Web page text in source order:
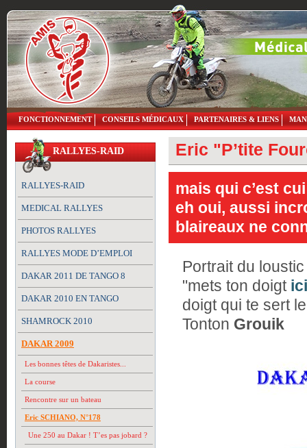
FONCTIONNEMENT CONSEILS MÉDICAUX PARTENAIRES & LIENS
RALLYES-RAID
RALLYES-RAID
MEDICAL RALLYES
PHOTOS RALLYES
RALLYES MODE D’EMPLOI
DAKAR 2011 DE TANGO 8
DAKAR 2010 EN TANGO
SHAMROCK 2010
DAKAR 2009
Les bonnes têtes de Dakaristes...
La course
Rencontre sur un bateau
Eric SCHIANO, N°178
Une 250 au Dakar ! T’es pas jobard ?
Eric "P’tite
mais qui c’est
eh oui, aussi
blaireaux ne
Portrait du
"mets ton doigt ici
doigt qui te sert
Tonton Grouik